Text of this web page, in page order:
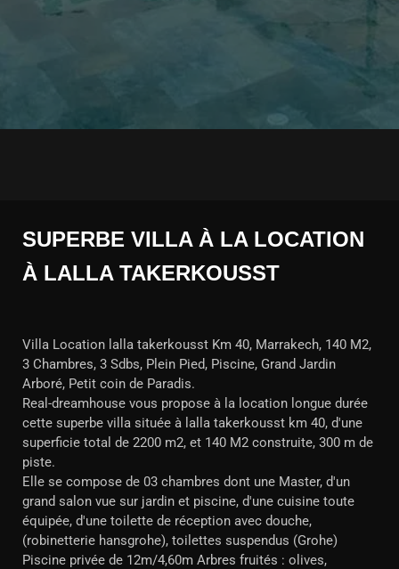
SUPERBE VILLA À LA LOCATION
À LALLA TAKERKOUSST
Villa Location lalla takerkousst Km 40, Marrakech, 140 M2,
3 Chambres, 3 Sdbs, Plein Pied, Piscine, Grand Jardin
Arboré, Petit coin de Paradis.
Real-dreamhouse vous propose à la location longue durée
cette superbe villa située à lalla takerkousst km 40, d'une
superficie total de 2200 m2, et 140 M2 construite, 300 m de
piste.
Elle se compose de 03 chambres dont une Master, d'un
grand salon vue sur jardin et piscine, d'une cuisine toute
équipée, d'une toilette de réception avec douche,
(robinetterie hansgrohe), toilettes suspendus (Grohe)
Piscine privée de 12m/4,60m Arbres fruités : olives,